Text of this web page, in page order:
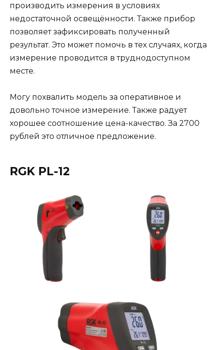
производить измерения в условиях
недостаточной освещённости. Также прибор
позволяет зафиксировать полученный
результат. Это может помочь в тех случаях, когда
измерение проводится в труднодоступном
месте.
Могу похвалить модель за оперативное и
довольно точное измерение. Также радует
хорошее соотношение цена-качество. За 2700
рублей это отличное предложение.
RGK PL-12